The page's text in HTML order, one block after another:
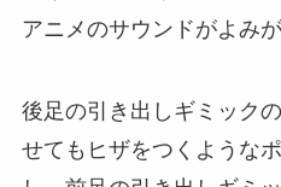
アニメのサウンドがよみ
後足の引き出しギミック
せてもヒザをつくような